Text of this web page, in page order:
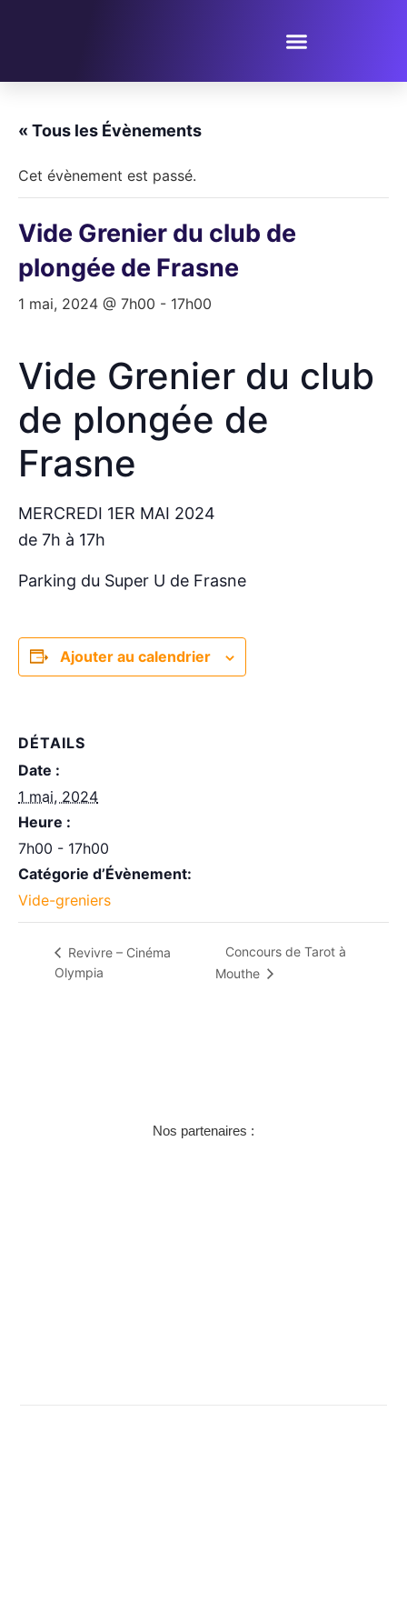
« Tous les Évènements
Cet évènement est passé.
Vide Grenier du club de
plongée de Frasne
1 mai, 2024 @ 7h00 - 17h00
Vide Grenier du club
de plongée de
Frasne
MERCREDI 1ER MAI 2024
de 7h à 17h
Parking du Super U de Frasne
Ajouter au calendrier
DÉTAILS
Date :
1 mai, 2024
Heure :
7h00 - 17h00
Catégorie d’Évènement:
Vide-greniers
Revivre – Cinéma
Olympia
Concours de Tarot à
Mouthe
Nos partenaires :